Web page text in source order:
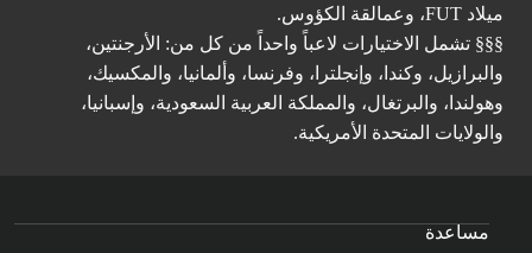
ميلاد FUT، وعمالقة الكؤوس.
§§§ تشمل الاختيارات لاعباً واحداً من كل من: الأرجنتين،
والبرازيل، وكندا، وإنجلترا، وفرنسا، وألمانيا، والمكسيك،
وهولندا، والبرتغال، والمملكة العربية السعودية، وإسبانيا،
والولايات المتحدة الأمريكية.
مساعدة